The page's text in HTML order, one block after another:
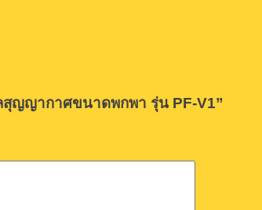
ญญากาศขนาดพกพา รุ่น PF-V1”